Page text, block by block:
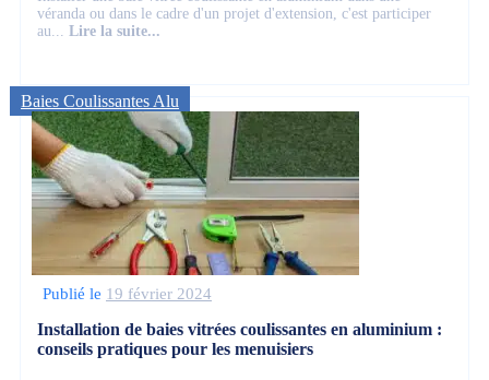
véranda ou dans le cadre d'un projet d'extension, c'est participer
au... Lire la suite...
Baies Coulissantes Alu
Publié le 19 février 2024
Installation de baies vitrées coulissantes en aluminium :
conseils pratiques pour les menuisiers